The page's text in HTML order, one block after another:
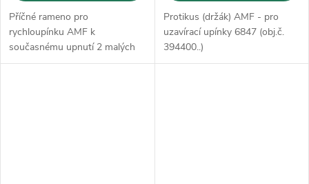
Příčné rameno pro
rychloupínku AMF k
současnému upnutí 2 malých
obrobků a k bezpečnému a
Protikus (držák) AMF - pro
uzavírací upínky 6847 (obj.č.
394400..)